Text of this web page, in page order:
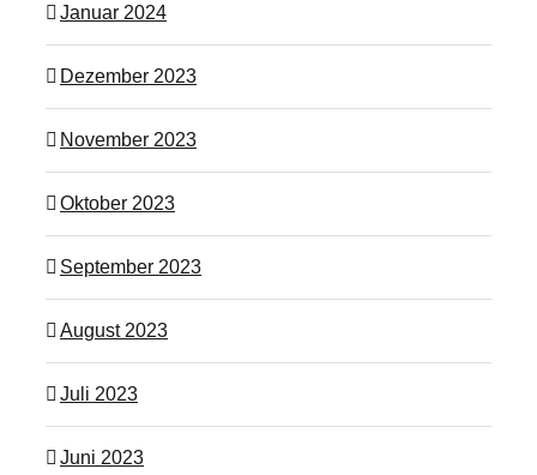
Januar 2024
Dezember 2023
November 2023
Oktober 2023
September 2023
August 2023
Juli 2023
Juni 2023